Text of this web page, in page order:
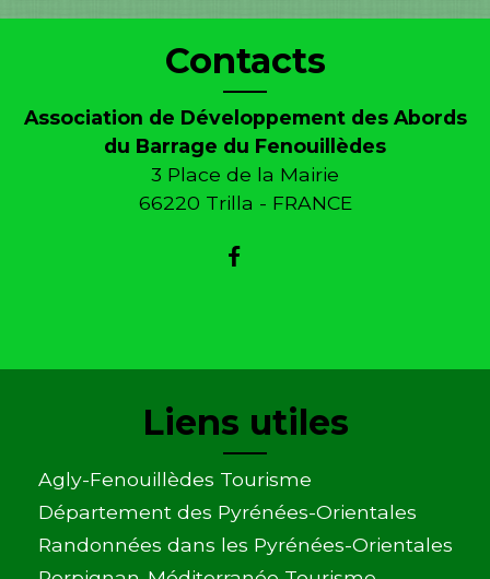
Contacts
Association de Développement des Abords
du Barrage du Fenouillèdes
3 Place de la Mairie
66220 Trilla - FRANCE
Liens utiles
Agly-Fenouillèdes Tourisme
Département des Pyrénées-Orientales
Randonnées dans les Pyrénées-Orientales